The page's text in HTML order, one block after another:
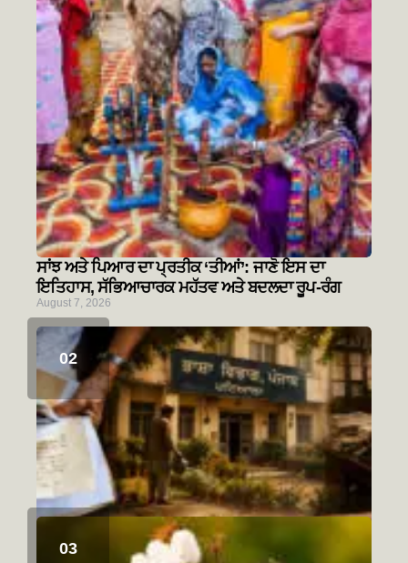
ਸਾਂਝ ਅਤੇ ਪਿਆਰ ਦਾ ਪ੍ਰਤੀਕ ‘ਤੀਆਂ’: ਜਾਣੋ ਇਸ ਦਾ
ਇਤਿਹਾਸ, ਸੱਭਿਆਚਾਰਕ ਮਹੱਤਵ ਅਤੇ ਬਦਲਦਾ ਰੂਪ-ਰੰਗ
August 7, 2026